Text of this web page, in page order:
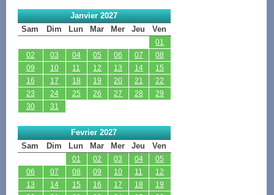
Janvier 2027
Sam
Dim Lun Mar Mer Jeu Ven
01
02
03 04 05 06 07
08
09
10 11 12 13 14
15
16
17 18 19 20 21
22
23
24 25 26 27 28
29
30
31
Fevrier 2027
Sam
Dim Lun Mar Mer Jeu Ven
01 02 03 04
05
06
07 08 09 10 11
12
13
14 15 16 17 18
19